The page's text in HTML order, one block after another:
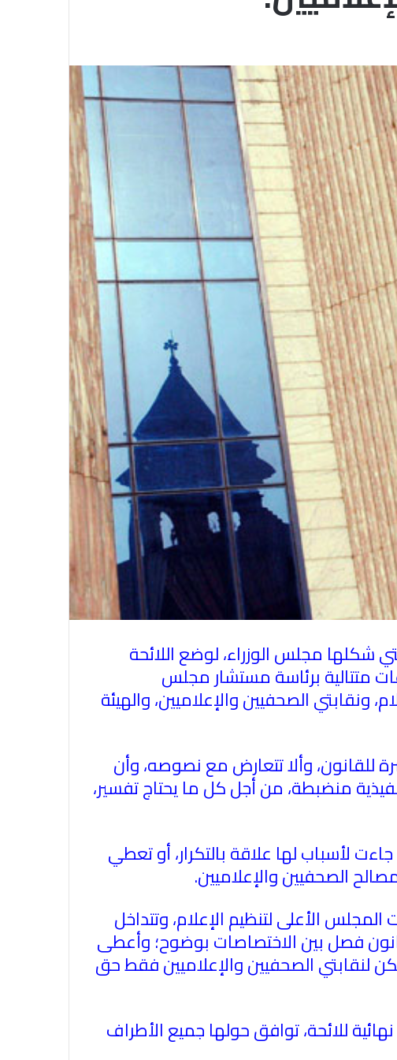
شكلها مجلس الوزراء، لوضع اللائحة
مجلس
ونقابتي الصحفيين والإعلاميين، والهيئة
للقانون، وألا تتعارض مع نصوصه، وأن
منضبطة، من أجل كل ما يحتاج تفسير،
لأسباب لها علاقة بالتكرار، أو تعطي
الصحفيين والإعلاميين.
الأعلى لتنظيم الإعلام، وتتداخل
فصل بين الاختصاصات بوضوح؛ وأعطى
لنقابتي الصحفيين والإعلاميين فقط حق
للائحة، توافق حولها جميع الأطراف
الاتحاد العام للصحفيين العرب يدين
الصهيوني للصحفيين الفسطينيين فى
غزة
الاتحاد العام للصحفيين العرب يطالب
بدعم حرية الصحافة فى الدول العربية
وذلك بمناسبة اليوم العالمي للصحافة
الثالث من مايو وعيد الصحافة العربية
السادس من مايو
الاتحاد العام للصحفيين العرب يدين
المصور فى الوكالة العربية السورية
للانباء سانا